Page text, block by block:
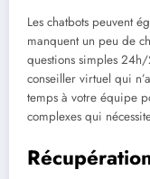
Les chatbots peuvent
manquent un peu de
questions simples
conseiller virtuel qui
temps à votre équipe
complexes qui